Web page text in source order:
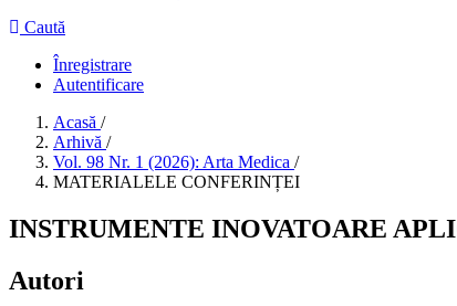
Caută
Înregistrare
Autentificare
Acasă /
Arhivă /
Vol. 98 Nr. 1 (2026): Arta Medica /
MATERIALELE CONFERINȚEI
INSTRUMENTE INOVATOARE
Autori